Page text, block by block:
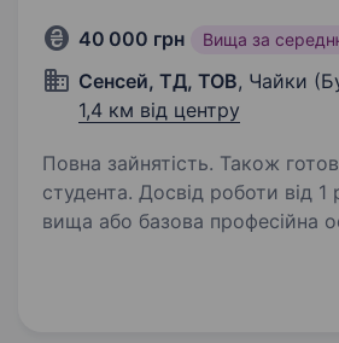
40 000 грн Вища за
Сенсей, ТД, ТОВ, Чайки
1,4 км від центру
Повна зайнятість. Також
студента. Досвід роботи від 1 року.
вища або базова професійна